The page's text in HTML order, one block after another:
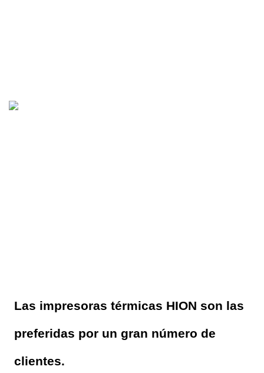
Las impresoras térmicas HION son las
preferidas por un gran número de
clientes.